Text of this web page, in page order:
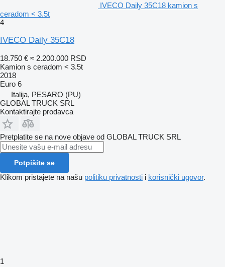
IVECO Daily 35C18 kamion s
ceradom < 3.5t
4
IVECO Daily 35C18
18.750 € ≈ 2.200.000 RSD
Kamion s ceradom < 3.5t
2018
Euro 6
Italija, PESARO (PU)
GLOBAL TRUCK SRL
Kontaktirajte prodavca
Pretplatite se na nove objave od GLOBAL TRUCK SRL
Potpišite se
Klikom pristajete na našu politiku privatnosti i korisnički ugovor.
1